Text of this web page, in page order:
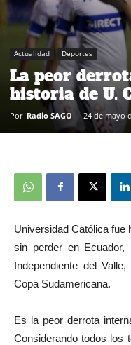
Actualidad Deportes
La peor
historia de U.
Por Radio SAGO - 24 de mayo
Universidad Católica fue
sin perder en
Independiente del
Copa Sudamericana.
Es la peor derrota
Considerando todos los